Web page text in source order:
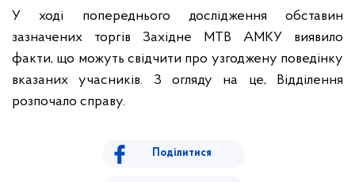
У ході попереднього дослідження обставин
зазначених торгів Західне МТВ АМКУ виявило
факти, що можуть свідчити про узгоджену поведінку
вказаних учасників. З огляду на це, Відділення
розпочало справу.
Поділитися